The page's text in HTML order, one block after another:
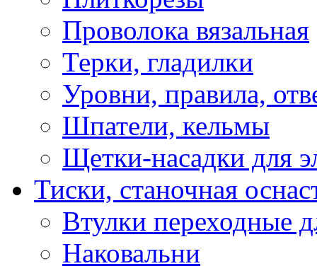
Проволока вязальная
Терки, гладилки
Уровни, правила,
Шпатели, кельмы
Щетки-насадки для
Тиски, станочная
Втулки переходные
Наковальни